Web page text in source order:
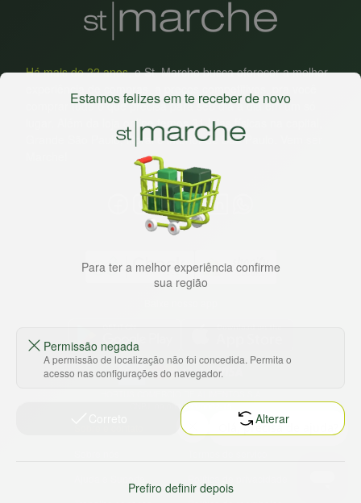
Há mais de 22 anos, o St. Marche busca oferecer a melhor
comprar tudo o que precisa para seu dia a dia em um só
lugar. Além da loja online temos 31 lojas físicas na capital,
Grande São Paulo, litoral e interior de São Paulo. Vem ser
CNPJ: 09.000.493/0002-15
Termos e políticas
Estamos felizes em te receber de novo
Para ter a melhor experiência confirme
sua região
Permissão negada
A permissão de localização não foi concedida. Permita o
acesso nas configurações do navegador.
Alterar
Prefiro definir depois